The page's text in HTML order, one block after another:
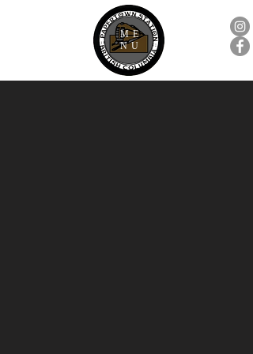
ME
NU